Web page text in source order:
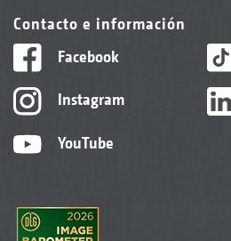
Contacto e información
Facebook
Instagram
YouTube